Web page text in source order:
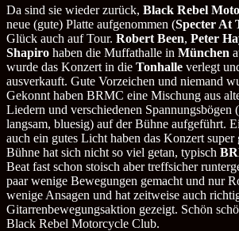
Da sind sie wieder zurück, Black Rebel
neue (gute) Platte aufgenommen (Specter At
Glück auch auf Tour. Robert Been, Peter
Shapiro haben die Muffathalle in München
wurde das Konzert in die Tonhalle verlegt
ausverkauft. Gute Vorzeichen und niemand
Gekonnt haben BRMC eine Mischung aus
Liedern und verschiedenen Spannungsbögen
langsam, bluesig) auf der Bühne aufgeführt.
auch ein gutes Licht haben das Konzert
Bühne hat sich nicht so viel getan, typisch
Beat fast schon stoisch aber treffsicher
paar wenige Bewegungen gemacht und nur
wenige Ansagen und hat zeitweise auch
Gitarrenbewegungsaktion gezeigt. Schön
Black Rebel Motorcycle Club.